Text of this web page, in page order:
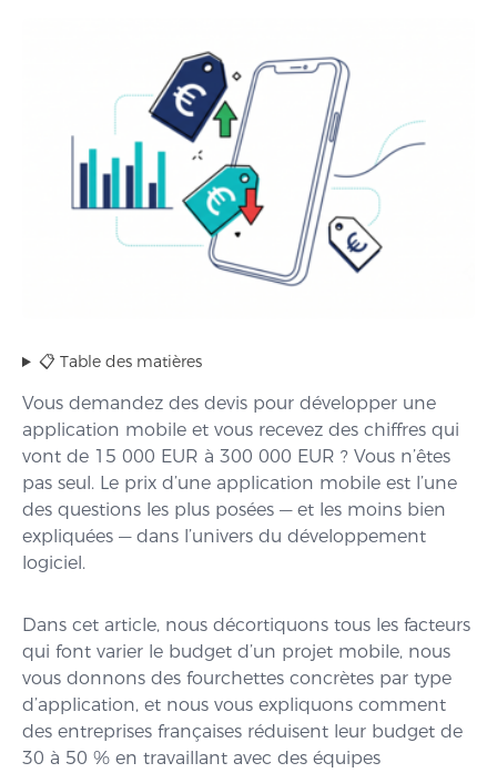
📋 Table des matières
Vous demandez des devis pour développer une
application mobile et vous recevez des chiffres qui
vont de 15 000 EUR à 300 000 EUR ? Vous n’êtes
pas seul. Le prix d’une application mobile est l’une
des questions les plus posées — et les moins bien
expliquées — dans l’univers du développement
logiciel.
Dans cet article, nous décortiquons tous les facteurs
qui font varier le budget d’un projet mobile, nous
vous donnons des fourchettes concrètes par type
d’application, et nous vous expliquons comment
des entreprises françaises réduisent leur budget de
30 à 50 % en travaillant avec des équipes